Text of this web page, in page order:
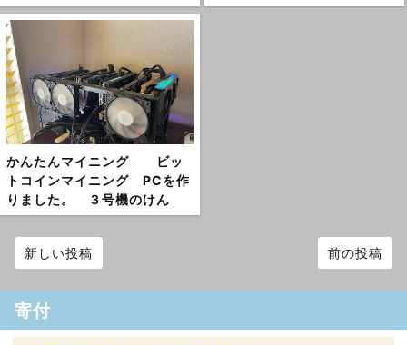
かんたんマイニング ビッ
トコインマイニング PCを作
りました。 ３号機のけん
新しい投稿 前の投稿
寄付